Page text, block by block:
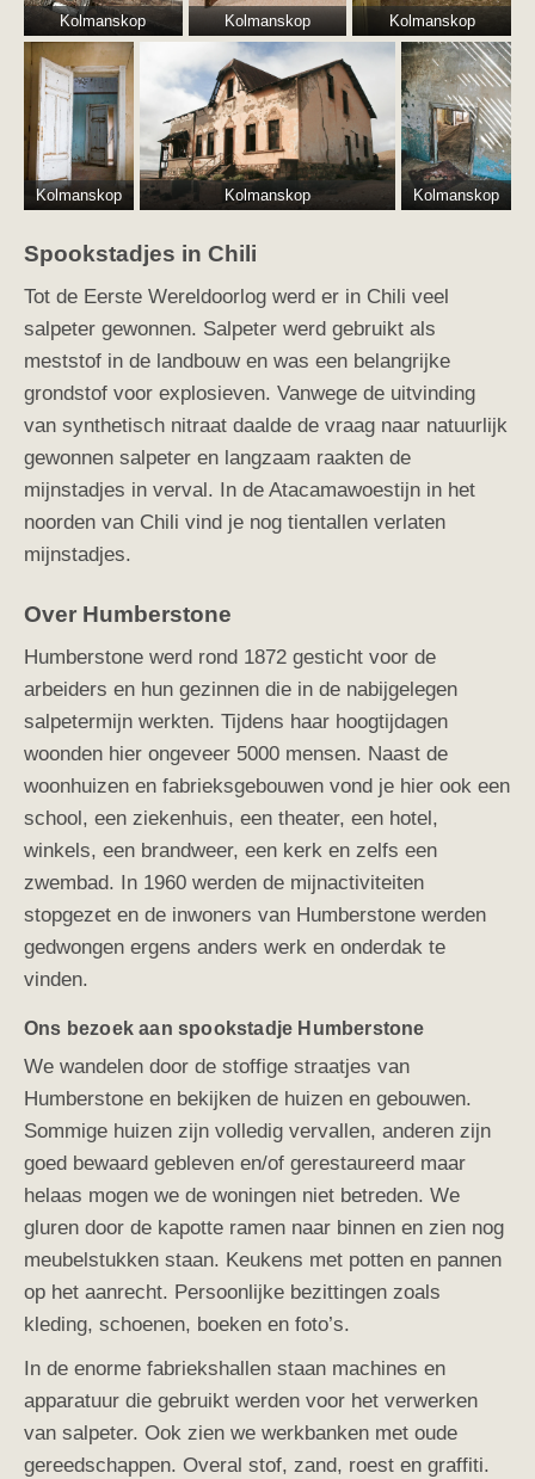
Kolmanskop Kolmanskop Kolmanskop
Kolmanskop Kolmanskop Kolmanskop
Spookstadjes in Chili
Tot de Eerste Wereldoorlog werd er in Chili veel
salpeter gewonnen. Salpeter werd gebruikt als
meststof in de landbouw en was een belangrijke
grondstof voor explosieven. Vanwege de uitvinding
van synthetisch nitraat daalde de vraag naar natuurlijk
gewonnen salpeter en langzaam raakten de
mijnstadjes in verval. In de Atacamawoestijn in het
noorden van Chili vind je nog tientallen verlaten
mijnstadjes.
Over Humberstone
Humberstone werd rond 1872 gesticht voor de
arbeiders en hun gezinnen die in de nabijgelegen
salpetermijn werkten. Tijdens haar hoogtijdagen
woonden hier ongeveer 5000 mensen. Naast de
woonhuizen en fabrieksgebouwen vond je hier ook een
school, een ziekenhuis, een theater, een hotel,
winkels, een brandweer, een kerk en zelfs een
zwembad. In 1960 werden de mijnactiviteiten
stopgezet en de inwoners van Humberstone werden
gedwongen ergens anders werk en onderdak te
vinden.
Ons bezoek aan spookstadje Humberstone
We wandelen door de stoffige straatjes van
Humberstone en bekijken de huizen en gebouwen.
Sommige huizen zijn volledig vervallen, anderen zijn
goed bewaard gebleven en/of gerestaureerd maar
helaas mogen we de woningen niet betreden. We
gluren door de kapotte ramen naar binnen en zien nog
meubelstukken staan. Keukens met potten en pannen
op het aanrecht. Persoonlijke bezittingen zoals
kleding, schoenen, boeken en foto’s.
In de enorme fabriekshallen staan machines en
apparatuur die gebruikt werden voor het verwerken
van salpeter. Ook zien we werkbanken met oude
gereedschappen. Overal stof, zand, roest en graffiti.